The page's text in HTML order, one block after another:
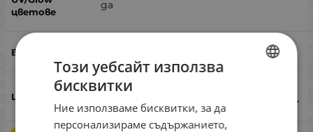
да
лв.
Този уебсайт използва
бисквитки
Ние използваме бисквитки, за да
персонализираме съдържанието,